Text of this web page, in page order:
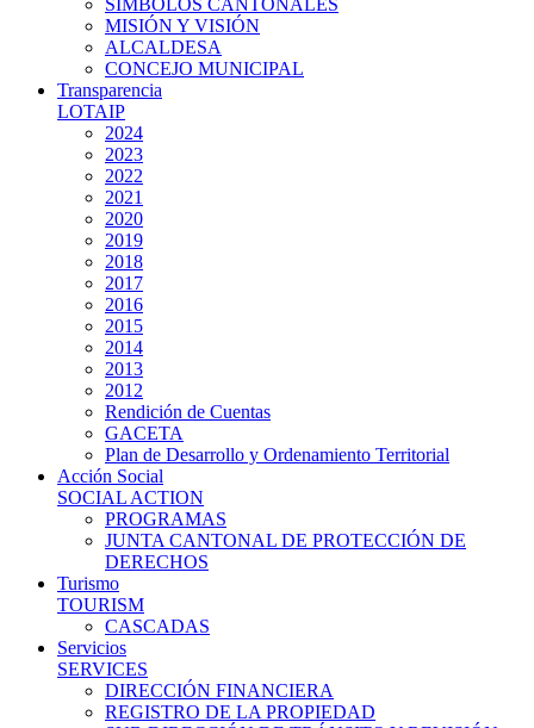
MISIÓN Y VISIÓN
ALCALDESA
CONCEJO MUNICIPAL
Transparencia
LOTAIP
2024
2023
2022
2021
2020
2019
2018
2017
2016
2015
2014
2013
2012
Rendición de Cuentas
GACETA
Plan de Desarrollo y Ordenamiento Territorial
Acción Social
SOCIAL ACTION
PROGRAMAS
JUNTA CANTONAL DE PROTECCIÓN DE
DERECHOS
Turismo
TOURISM
CASCADAS
Servicios
SERVICES
DIRECCIÓN FINANCIERA
REGISTRO DE LA PROPIEDAD